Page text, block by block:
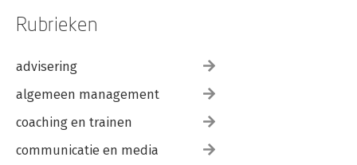
Rubrieken
advisering
algemeen management
coaching en trainen
communicatie en media